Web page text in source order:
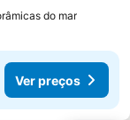
do marVer
Ver preços